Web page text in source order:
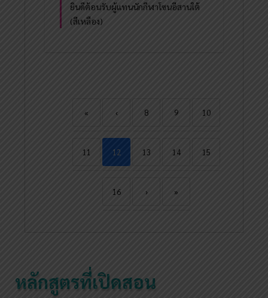
ยินดีต้อนรับผู้แทนนักกีฬาโซนอีสานใต้
(สีเหลือง)
« ‹ 8 9 10
11 12 13 14 15
16 › »
หลักสูตรที่เปิดสอน